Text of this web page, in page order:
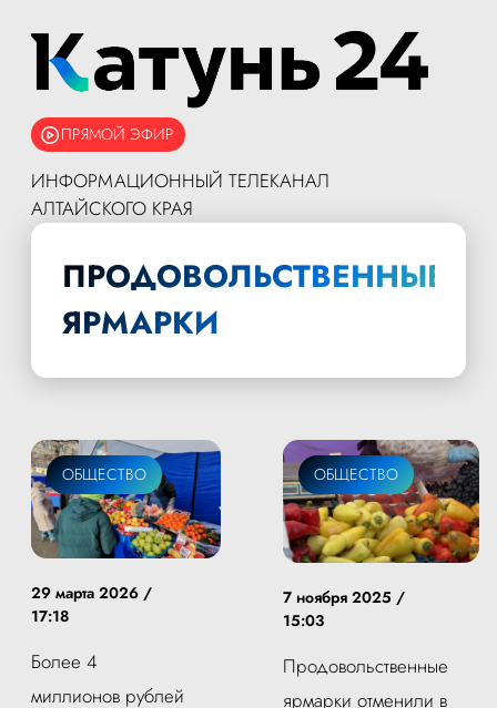
ПРЯМОЙ ЭФИР
ИНФОРМАЦИОННЫЙ ТЕЛЕКАНАЛ
АЛТАЙСКОГО КРАЯ
ПРОДОВОЛЬСТВЕННЫЕ
ЯРМАРКИ
ОБЩЕСТВО
29 марта 2026 /
17:18
Более 4
миллионов рублей
ОБЩЕСТВО
7 ноября 2025 /
15:03
Продовольственные
ярмарки отменили в